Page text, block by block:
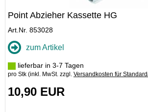
Point Abzieher Kassette HG
Art.Nr. 853028
zum Artikel
lieferbar in 3-7 Tagen
pro Stk (inkl. MwSt. zzgl. Versandkosten für
10,90 EUR